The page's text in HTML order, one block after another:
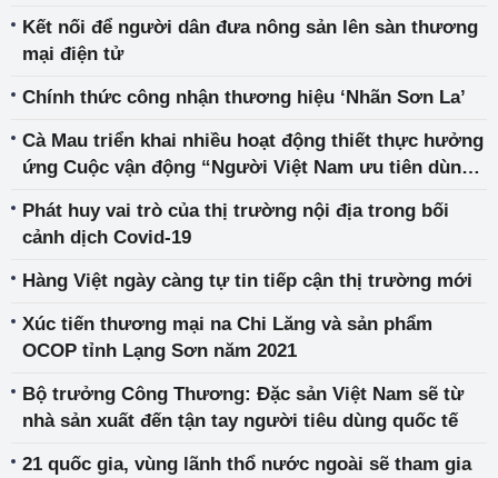
Kết nối để người dân đưa nông sản lên sàn thương
mại điện tử
Chính thức công nhận thương hiệu ‘Nhãn Sơn La’
Cà Mau triển khai nhiều hoạt động thiết thực hưởng
ứng Cuộc vận động “Người Việt Nam ưu tiên dùng
Phát huy vai trò của thị trường nội địa trong bối
cảnh dịch Covid-19
Hàng Việt ngày càng tự tin tiếp cận thị trường mới
Xúc tiến thương mại na Chi Lăng và sản phẩm
OCOP tỉnh Lạng Sơn năm 2021
Bộ trưởng Công Thương: Đặc sản Việt Nam sẽ từ
nhà sản xuất đến tận tay người tiêu dùng quốc tế
21 quốc gia, vùng lãnh thổ nước ngoài sẽ tham gia